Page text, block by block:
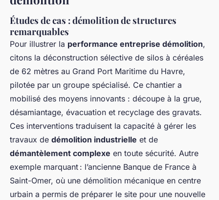
Études de cas : démolition de structures
remarquables
Pour illustrer la performance entreprise démolition,
citons la déconstruction sélective de silos à céréales
de 62 mètres au Grand Port Maritime du Havre,
pilotée par un groupe spécialisé. Ce chantier a
mobilisé des moyens innovants : découpe à la grue,
désamiantage, évacuation et recyclage des gravats.
Ces interventions traduisent la capacité à gérer les
travaux de démolition industrielle et de
démantèlement complexe en toute sécurité. Autre
exemple marquant : l’ancienne Banque de France à
Saint-Omer, où une démolition mécanique en centre
urbain a permis de préparer le site pour une nouvelle